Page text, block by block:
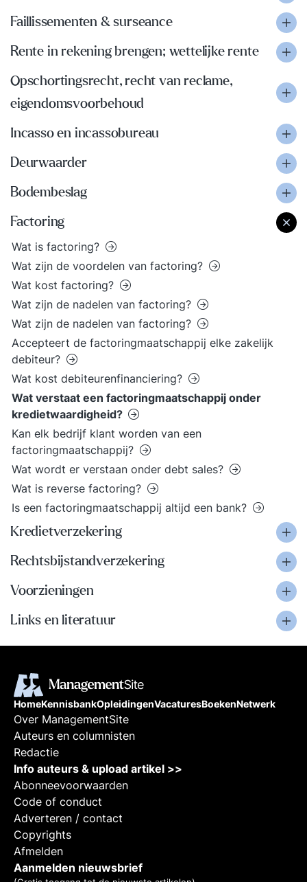
Faillissementen & surseance
Rente in rekening brengen; wettelijke rente
Opschortingsrecht, recht van reclame,
eigendomsvoorbehoud
Incasso en incassobureau
Deurwaarder
Bodembeslag
Factoring
Wat is factoring?
Wat zijn de voordelen van factoring?
Wat kost factoring?
Wat zijn de nadelen van factoring?
Wat zijn de nadelen van factoring?
Accepteert de factoringmaatschappij elke zakelijk
debiteur?
Wat kost debiteurenfinanciering?
Wat verstaat een factoringmaatschappij onder
kredietwaardigheid?
Kan elk bedrijf klant worden van een
factoringmaatschappij?
Wat wordt er verstaan onder debt sales?
Wat is reverse factoring?
Is een factoringmaatschappij altijd een bank?
Kredietverzekering
Rechtsbijstandverzekering
Voorzieningen
Links en literatuur
HomeKennisbankOpleidingenVacaturesBoekenNetwerk
Over ManagementSite
Auteurs en columnisten
Redactie
Info auteurs & upload artikel >>
Abonneevoorwaarden
Code of conduct
Adverteren / contact
Copyrights
Afmelden
Aanmelden nieuwsbrief